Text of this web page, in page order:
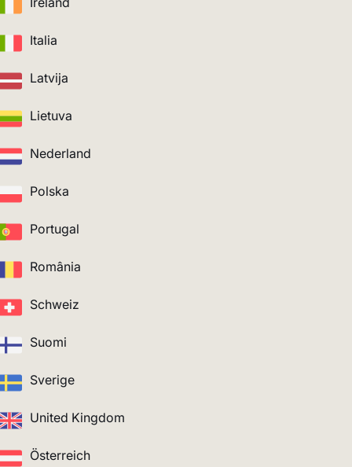
Italia
Latvija
Lietuva
Nederland
Polska
Portugal
România
Schweiz
Suomi
Sverige
United Kingdom
Österreich